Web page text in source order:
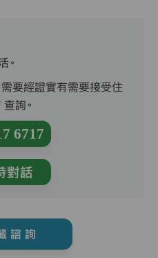
。
要經證實有需要接受住
詢。
6717
對話
諮詢